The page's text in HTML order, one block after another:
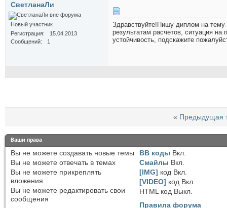
СветланаЛи
Новый участник
Регистрация
15.04.2013
Сообщений
1
Здравствуйте!Пишу диплом на тему
результатам расчетов, ситуация
устойчивость, подскажите
« Предыдущая
Ваши права
Вы не можете создавать новые темы
Вы не можете отвечать в темах
Вы не можете прикреплять
вложения
Вы не можете редактировать свои
сообщения
BB коды Вкл.
Смайлы Вкл.
[IMG] код Вкл.
[VIDEO] код Вкл.
HTML код Выкл.
Правила форума